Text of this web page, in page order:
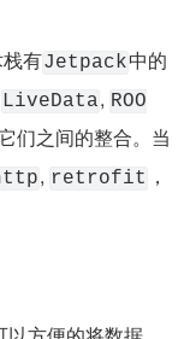
有Jetpack中的
LiveData, ROO
们之间的整合。当
, retrofit ，